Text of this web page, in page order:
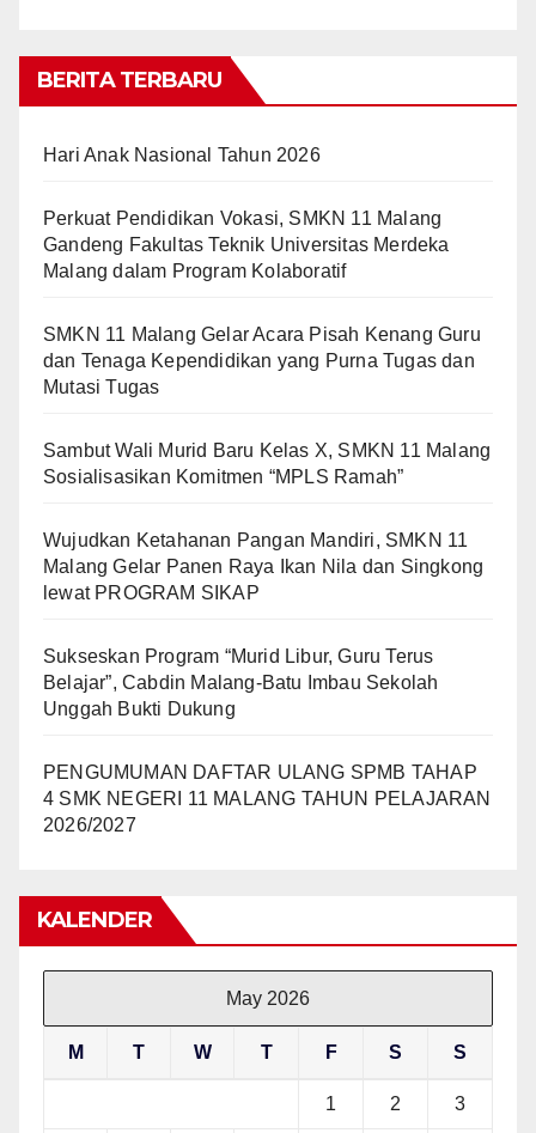
BERITA TERBARU
Hari Anak Nasional Tahun 2026
Perkuat Pendidikan Vokasi, SMKN 11 Malang
Gandeng Fakultas Teknik Universitas Merdeka
Malang dalam Program Kolaboratif
SMKN 11 Malang Gelar Acara Pisah Kenang Guru
dan Tenaga Kependidikan yang Purna Tugas dan
Mutasi Tugas
Sambut Wali Murid Baru Kelas X, SMKN 11 Malang
Sosialisasikan Komitmen “MPLS Ramah”
Wujudkan Ketahanan Pangan Mandiri, SMKN 11
Malang Gelar Panen Raya Ikan Nila dan Singkong
lewat PROGRAM SIKAP
Sukseskan Program “Murid Libur, Guru Terus
Belajar”, Cabdin Malang-Batu Imbau Sekolah
Unggah Bukti Dukung
PENGUMUMAN DAFTAR ULANG SPMB TAHAP
4 SMK NEGERI 11 MALANG TAHUN PELAJARAN
2026/2027
KALENDER
May 2026
M T W T F S S
1 2 3